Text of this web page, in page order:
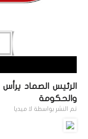
الرئيس الصماد
والحكومة
تم النشر بواسطة لا ميديا